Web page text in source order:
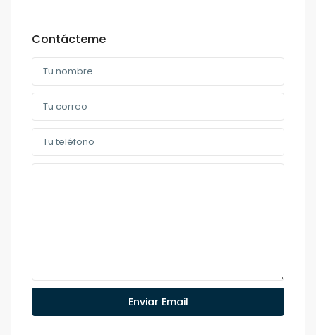
Contácteme